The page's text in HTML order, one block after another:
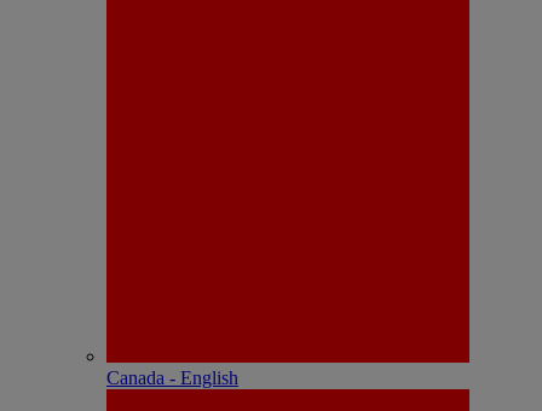
Canada - English